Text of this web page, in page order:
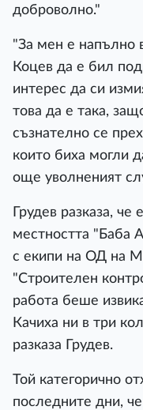
доброволно."
"За мен е напълно
Коцев да е бил
интерес да си
това да е така,
съзнателно се
които биха могли
още уволненият
Грудев разказа, че
местността "Баба
с екипи на ОД на
"Строителен
работа беше
Качиха ни в три
разказа Грудев.
Той категорично
последните дни,